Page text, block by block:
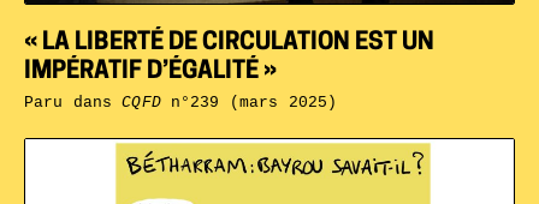
« LA LIBERTÉ DE CIRCULATION EST UN
IMPÉRATIF D’ÉGALITÉ »
Paru dansCQFDn°239 (mars 2025)